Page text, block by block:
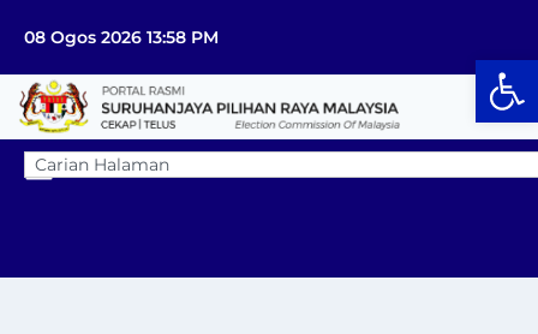
08 Ogos 2026 13:58 PM